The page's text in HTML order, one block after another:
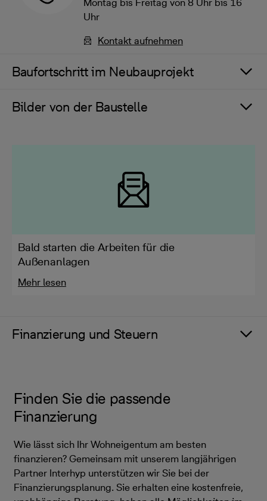
Montag bis Freitag von 8 Uhr bis 16
Uhr
Kontakt aufnehmen
Baufortschritt im Neubauprojekt
Bilder von der Baustelle
Bald starten die Arbeiten für die
Außenanlagen
Mehr lesen
Finanzierung und Steuern
Finden Sie die passende
Finanzierung
Wie lässt sich Ihr Wohneigentum am besten
finanzieren? Gemeinsam mit unserem langjährigen
Partner Interhyp unterstützen wir Sie bei der
Finanzierungsplanung. Sie erhalten eine kostenfreie,